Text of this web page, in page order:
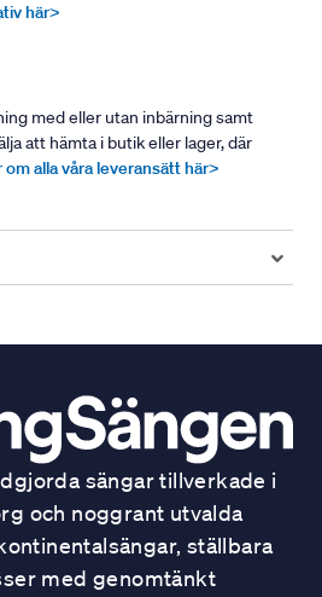
här>
med eller utan inbärning samt
att hämta i butik eller lager, där
om alla våra leveransätt här>
sängar tillverkade i
och noggrant utvalda
ställbara
med genomtänkt